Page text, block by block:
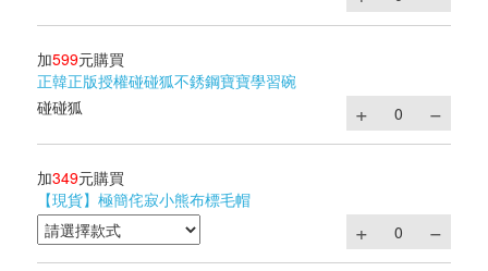
加599元購買
正韓正版授權碰碰狐不銹鋼寶寶學習碗
碰碰狐
加349元購買
【現貨】極簡侘寂小熊布標毛帽